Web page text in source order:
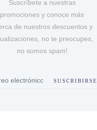
Suscríbete a nuestras
promociones y conoce más
de nuestros descuentos y
no te preocupes,
no somos spam!
SUSCRIBIRSE